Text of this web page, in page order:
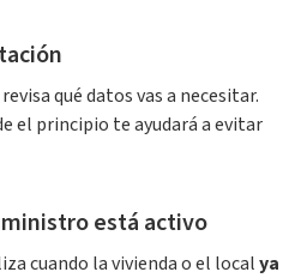
qué datos vas a necesitar.
el principio te ayudará a evitar
está activo
cuando la vivienda o el localya